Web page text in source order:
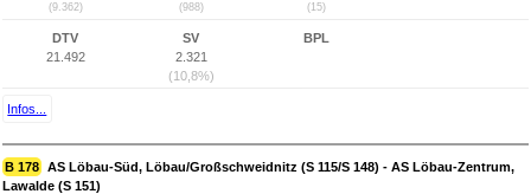
(9.362) (988) (15)
DTV
21.492
SV
2.321
(10,8%)
BPL
Infos...
B 178 AS Löbau-Süd, Löbau/Großschweidnitz (S 115/S 148) - AS Löbau-Zentrum,
Lawalde (S 151)